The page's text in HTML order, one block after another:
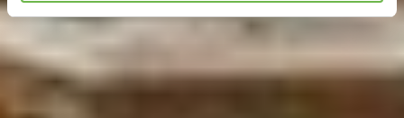
erhobenen Daten in den USA durch Google und
Indem Sie auf "Gerne Alle annehmen" oder
Präferenzen, Statistiken oder Marketing ankreuzen und
auf „Auswahl manuell festlegen“ klicken, willigen Sie
zugleich gem. Art. 49 Abs. 1 S. 1 lit. a DSGVO ein, dass